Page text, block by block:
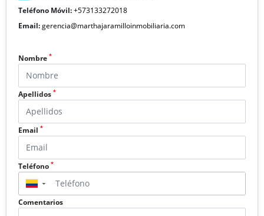
Teléfono Móvil:+573133272018
Email:gerencia@marthajaramilloinmobiliaria.com
Nombre *
Apellidos *
Email *
Teléfono *
▼
Comentarios